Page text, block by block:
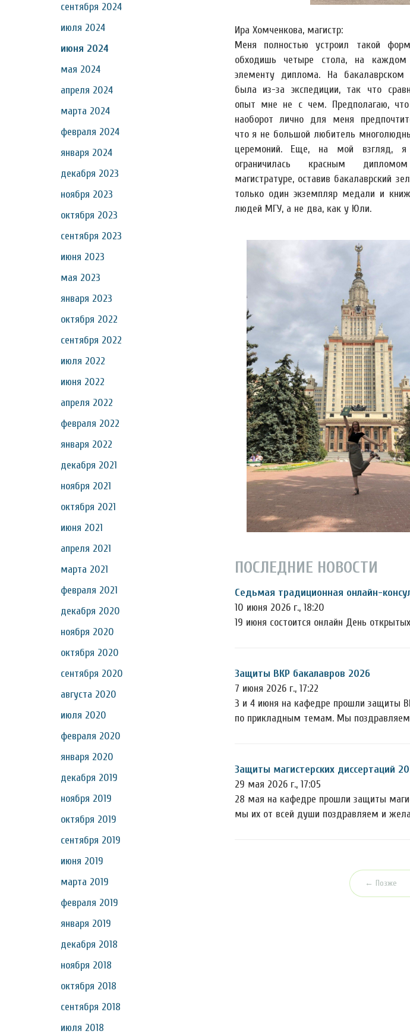
сентября 2024
июля 2024
июня 2024
мая 2024
апреля 2024
марта 2024
февраля 2024
января 2024
декабря 2023
ноября 2023
октября 2023
сентября 2023
июня 2023
мая 2023
января 2023
октября 2022
сентября 2022
июля 2022
июня 2022
апреля 2022
февраля 2022
января 2022
декабря 2021
ноября 2021
октября 2021
июня 2021
апреля 2021
марта 2021
февраля 2021
декабря 2020
ноября 2020
октября 2020
сентября 2020
августа 2020
июля 2020
февраля 2020
января 2020
декабря 2019
ноября 2019
октября 2019
сентября 2019
июня 2019
марта 2019
февраля 2019
января 2019
декабря 2018
ноября 2018
октября 2018
сентября 2018
июля 2018
Ира Хомченкова, магистр:
Меня полностью устроил такой
обходишь четыре стола, на
элементу диплома. На
была из-за экспедиции, так что
опыт мне не с чем. Предполагаю, что
наоборот лично для меня
что я не большой любитель
церемоний. Еще, на мой взгляд, я
ограничилась красным
магистратуре, оставив бакалаврский
только один экземпляр медали и
людей МГУ, а не два, как у Юли.
ПОСЛЕДНИЕ НОВОСТИ
Седьмая традиционная онлайн-
10 июня 2026 г., 18:20
19 июня состоится онлайн День
Защиты ВКР бакалавров 2026
7 июня 2026 г., 17:22
3 и 4 июня на кафедре прошли защиты
по прикладным темам. Мы
Защиты магистерских диссертаций
29 мая 2026 г., 17:05
28 мая на кафедре прошли защиты
мы их от всей души поздравляем и
← Позже